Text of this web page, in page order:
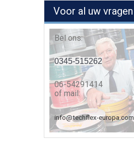
Voor al uw vragen
Bel ons:
0345-515262
06-54291414
of mail:
info@techflex-europa.com